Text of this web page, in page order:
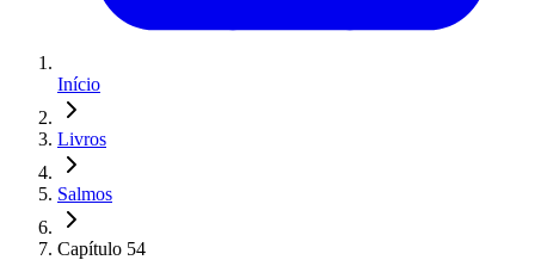
Início
Livros
Salmos
Capítulo 54